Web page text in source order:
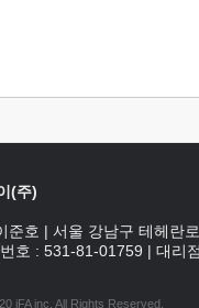
(주)
준호 | 서울 강남구 테헤란
호 : 531-81-01759 | 대리
iFA inc . All Rights Reserved.